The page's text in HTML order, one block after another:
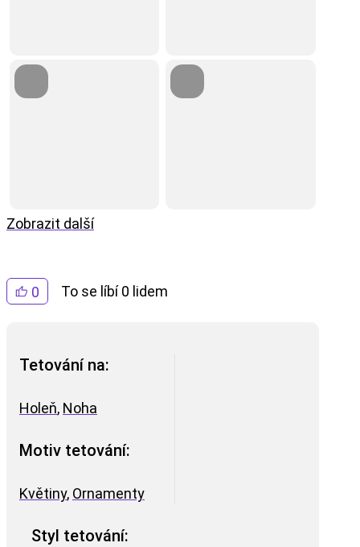
0 To se líbí 0 lidem
Tetování na:
Holeň, Noha
Motiv tetování:
Květiny, Ornamenty
Styl tetování:
Zobrazit další